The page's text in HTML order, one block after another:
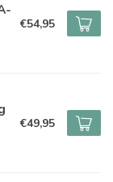
€54,95
€49,95